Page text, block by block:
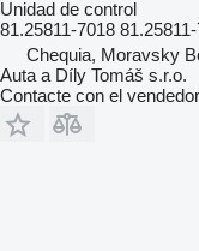
Unidad de control
81.25811-7018
Chequia, Moravsky
Auta a Díly Tomáš s.r.o.
Contacte con el vendedor